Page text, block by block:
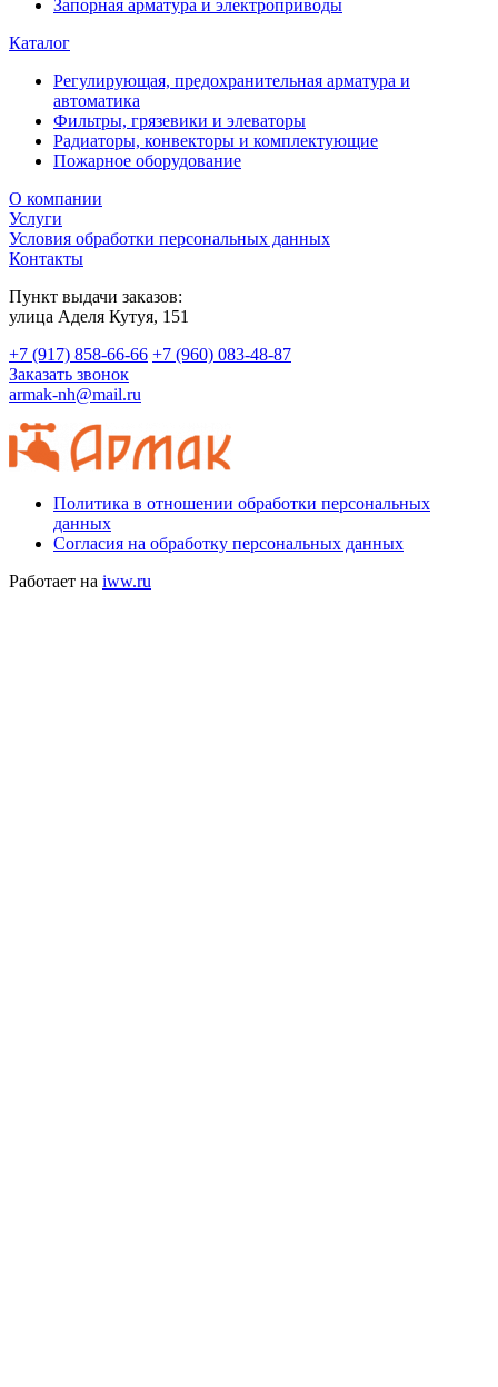
Запорная арматура и электроприводы
Каталог
Регулирующая, предохранительная арматура и
автоматика
Фильтры, грязевики и элеваторы
Радиаторы, конвекторы и комплектующие
Пожарное оборудование
О компании
Услуги
Условия обработки персональных данных
Контакты
Пункт выдачи заказов:
​улица Аделя Кутуя, 151
+7 (917) 858-66-66 +7 (960) 083-48-87
Заказать звонок
armak-nh@mail.ru
Политика в отношении обработки персональных
данных
Согласия на обработку персональных данных
Работает на iww.ru